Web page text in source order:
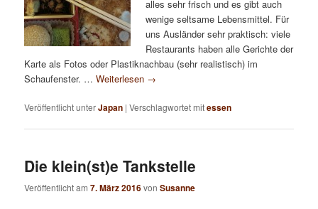
alles sehr frisch und es gibt auch
wenige seltsame Lebensmittel. Für
uns Ausländer sehr praktisch: viele
Restaurants haben alle Gerichte der
Karte als Fotos oder Plastiknachbau (sehr realistisch) im
Schaufenster. …Weiterlesen →
Veröffentlicht unterJapan |Verschlagwortet mitessen
Die klein(st)e Tankstelle
Veröffentlicht am7. März 2016vonSusanne